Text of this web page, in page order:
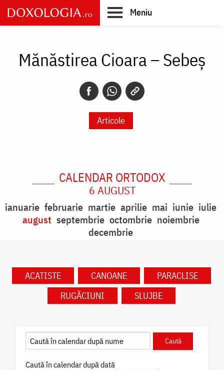
Skip
to
main
Meniu
Mănăstirea Cioara – Sebeș
Articole
CALENDAR ORTODOX
6 AUGUST
ianuarie februarie martie aprilie mai iunie iulie
august septembrie octombrie noiembrie
decembrie
ACATISTE CANOANE
PARACLISE
RUGĂCIUNI
SLUJBE
Caută în calendar după dată